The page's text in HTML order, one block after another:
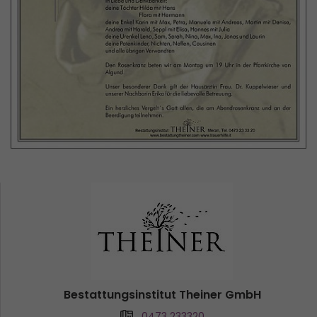
Bestattungsinstitut Theiner GmbH